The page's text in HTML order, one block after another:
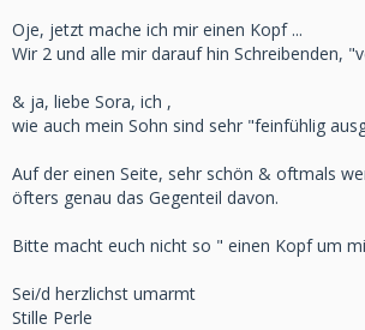
Oje, jetzt mache ich mir einen Kopf ...
Wir 2 und alle mir darauf hin Schreibenden,
& ja, liebe Sora, ich ,
wie auch mein Sohn sind sehr "feinfühlig
Auf der einen Seite, sehr schön & oftmals
öfters genau das Gegenteil davon.
Bitte macht euch nicht so " einen Kopf um
Sei/d herzlichst umarmt
Stille Perle